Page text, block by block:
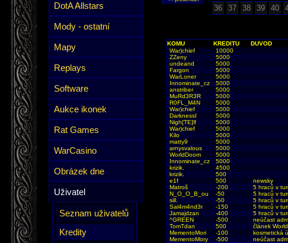
DotA Allstars
Mody - ostatní
Mapy
Replays
Software
Aukce ikonek
Rat Games
WarCasino
Obrázek dne
Uživatel
Seznam uživatelů
Kredity
36
37 38 39 40
KOMU KREDITU DUVOD
War)chief
10000
ZZeny
5000
undeand
5000
Fargon
5000
WarLoner
5000
Innominate_cz
5000
anstriber
5000
MuRd3R3R
5000
R0FL_M4N
5000
War)chief
5000
DarknessI
5000
Nigh[TE]lf
5000
War)chief
5000
Kilo
5000
matty9
5000
arnysvalous
5000
WorldDoom
5000
Innominate_cz
5000
krizik.
4500
krizik.
500
e1f
500 newsky
Matroš
-200 5 hraců v
N_O_O_B_ou
-50 5 hraců v
sill.
-50 5 hraců v
Sal4m4nd3r
-150 5 hraců v
Jamajdzan
-400 5 hraců v
^GREEN
-500 neúčast
TomTdan
500 článek
MementoMori
-100 kosmetická
MementoMory
-500 neúčast